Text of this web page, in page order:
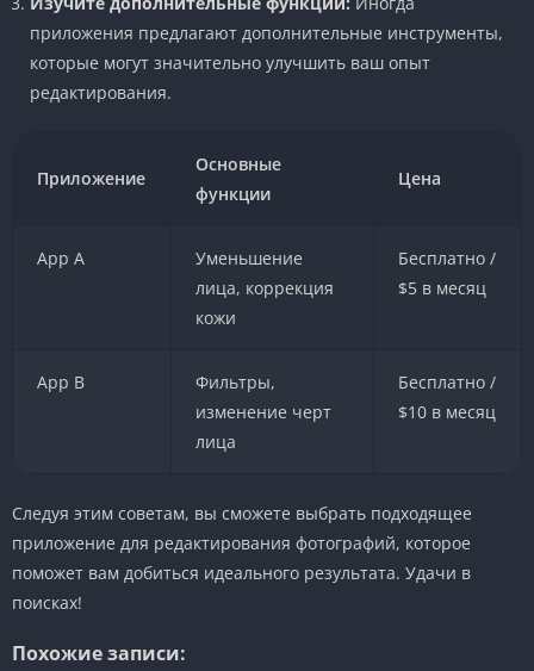
приложения предлагают дополнительные инструменты,
которые могут значительно улучшить ваш опыт
редактирования.
Приложение
Основные
функции
Цена
App A
Уменьшение
лица, коррекция
кожи
Бесплатно /
$5 в месяц
App B
Фильтры,
изменение черт
лица
Бесплатно /
$10 в месяц
Следуя этим советам, вы сможете выбрать подходящее
приложение для редактирования фотографий, которое
поможет вам добиться идеального результата. Удачи в
поисках!
Похожие записи: